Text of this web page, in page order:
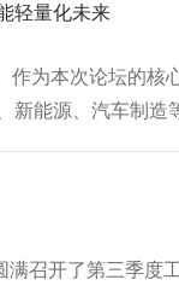
轻量化未来
作为本次论坛的
能源、汽车制